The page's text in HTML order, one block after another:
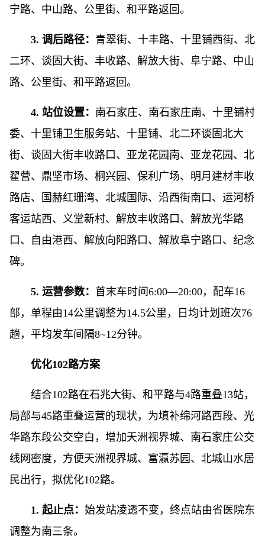
宁路、中山路、公里街、和平路返回。
3. 调后路径： 青翠街、十丰路、十里铺西街、北
二环、谈固大街、丰收路、解放大街、阜宁路、中山
路、公里街、和平路返回。
4. 站位设置： 南石家庄、南石家庄南、十里铺村
委、十里铺卫生服务站、十里铺、北二环谈固北大
街、谈固大街丰收路口、亚龙花园南、亚龙花园、北
翟营、鼎坚市场、桐兴园、保利广场、明月建材丰收
路店、国赫红珊湾、北城国际、沿西街南口、运河桥
客运站西、义堂新村、解放丰收路口、解放光华路
口、自由港西、解放向阳路口、解放阜宁路口、纪念
碑。
5. 运营参数： 首末车时间6:00—20:00，配车16
部，单程由14公里调整为14.5公里，日均计划班次76
趟，平均发车间隔8~12分钟。
优化102路方案
结合102路在石兆大街、和平路与4路重叠13站，
局部与45路重叠运营的现状，为填补绵河路西段、光
华路东段公交空白，增加天洲视界城、南石家庄公交
线网密度，方便天洲视界城、富瀛苏园、北城山水居
民出行，拟优化102路。
1. 起止点： 始发站凌透不变，终点站由省医院东
调整为南三条。